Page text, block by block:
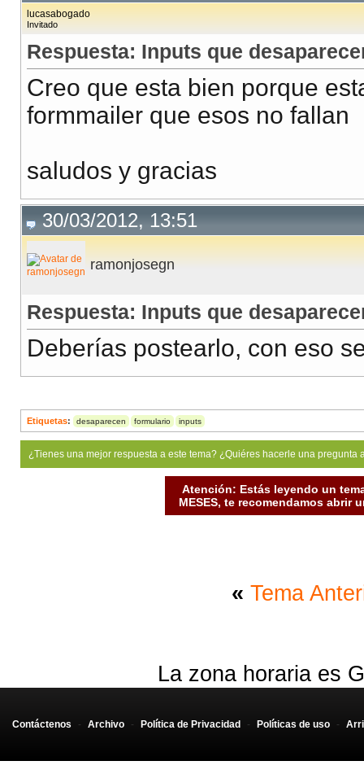
lucasabogado
Invitado
Respuesta: Inputs que
Creo que esta bien porque
formmailer que esos no fallan
saludos y gracias
30/03/2012, 13:51
ramonjosegn
Respuesta: Inputs que
Deberías postearlo, con eso
Etiquetas: desaparecen formulario inputs
¿Tienes una mejor respuesta a este tema? ¿Quiéres hacerle una
Atención: Estás leyendo un
MESES, te recomendamos abrir
« Tema
La zona horaria es
Contáctenos - Archivo - Política de Privacidad - Políticas de uso -